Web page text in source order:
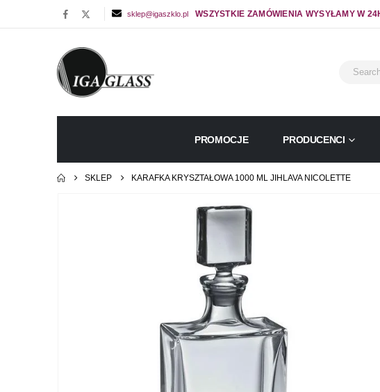
sklep@igaszklo.pl WSZYSTKIE ZAMÓWIENIA WYSYŁAMY W
PROMOCJE PRODUCENCI
SKLEP KARAFKA KRYSZTAŁOWA 1000 ML JIHLAVA NICOLETTE